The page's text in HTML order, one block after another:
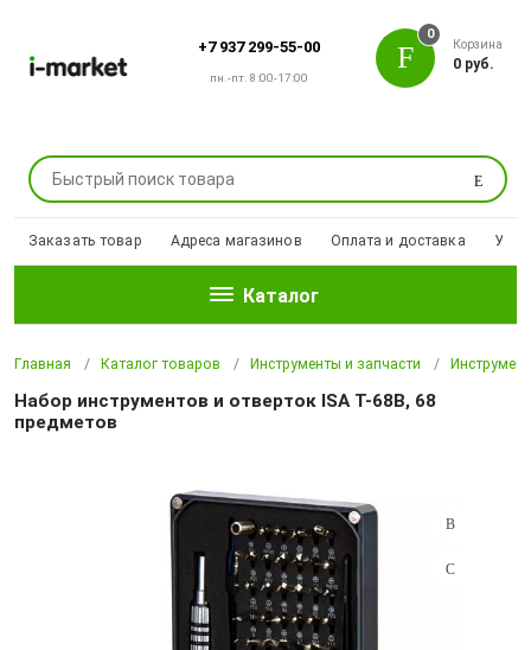
+7 937 299-55-00
пн.-пт. 8:00-17:00
Поиск
0
Корзина
0 руб.
Заказать товар Адреса магазинов Оплата и доставка
Каталог
Главная Каталог товаров Инструменты и запчасти
Набор инструментов и отверток ISA T-68B, 68
предметов